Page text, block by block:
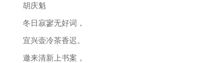
胡庆魁
冬日寂寥无好词，
宜兴壶冷茶香迟。
邀来清新上书案，